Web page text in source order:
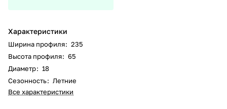
Характеристики
Ширина профиля: 235
Высота профиля: 65
Диаметр: 18
Сезонность: Летние
Все характеристики